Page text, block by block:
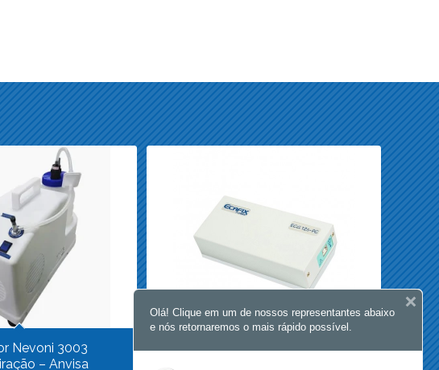
Nevoni 3003
– Anvisa
Eletrocardiografo ECG 12 S PC R$
Olá! Clique em um de nossos representantes abaixo
e nós retornaremos o mais rápido possível.